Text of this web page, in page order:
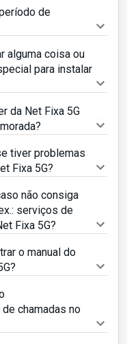
de
alguma coisa ou
para instalar
da Net Fixa 5G
tiver problemas
Fixa 5G?
não consiga
serviços de
Fixa 5G?
o manual do
chamadas no